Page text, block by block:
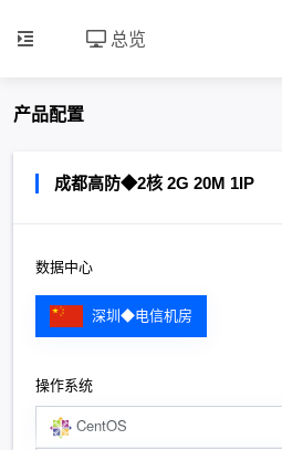
总览
产品配置
成都高防◆2核 2G 20M 1IP
数据中心
深圳◆电信机房
操作系统
CentOS